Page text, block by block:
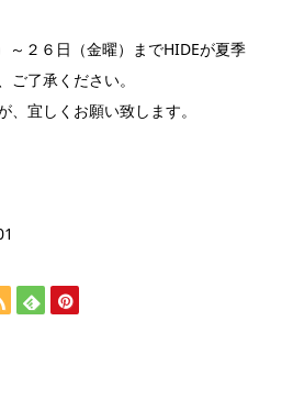
２６日（金曜）までHIDEが夏季
了承ください。
宜しくお願い致します。